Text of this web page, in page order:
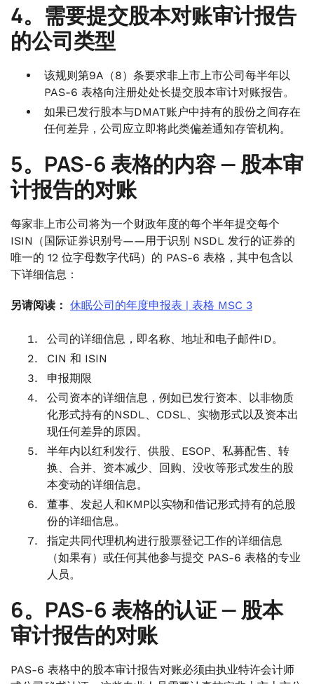
4。需要提交股本对账审计报告
的公司类型
该规则第9A（8）条要求非上市上市公司每半年以
PAS-6 表格向注册处处长提交股本审计对账报告。
如果已发行股本与DMAT账户中持有的股份之间存在
任何差异，公司应立即将此类偏差通知存管机构。
5。PAS-6 表格的内容 — 股本审
计报告的对账
每家非上市公司将为一个财政年度的每个半年提交每个
ISIN（国际证券识别号——用于识别 NSDL 发行的证券的
唯一的 12 位字母数字代码）的 PAS-6 表格，其中包含以
下详细信息：
另请阅读： 休眠公司的年度申报表 | 表格 MSC 3
公司的详细信息，即名称、地址和电子邮件ID。
CIN 和 ISIN
申报期限
公司资本的详细信息，例如已发行资本、以非物质
化形式持有的NSDL、CDSL、实物形式以及资本出
现任何差异的原因。
半年内以红利发行、供股、ESOP、私募配售、转
换、合并、资本减少、回购、没收等形式发生的股
本变动的详细信息。
董事、发起人和KMP以实物和借记形式持有的总股
份的详细信息。
指定共同代理机构进行股票登记工作的详细信息
（如果有）或任何其他参与提交 PAS-6 表格的专业
人员。
6。PAS-6 表格的认证 — 股本
审计报告的对账
PAS-6 表格中的股本审计报告对账必须由执业特许会计师